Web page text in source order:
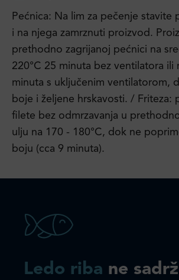
Pećnica: Na lim za pečenje stavite
i na njega zamrznuti proizvod.
prethodno zagrijanoj pećnici na
220°C 25 minuta bez ventilatora ili
minuta s uključenim ventilatorom,
boje i željene hrskavosti. / Friteza:
filete bez odmrzavanja u
ulju na 170 - 180°C, dok ne
boju (cca 9 minuta).
Ledo riba ne